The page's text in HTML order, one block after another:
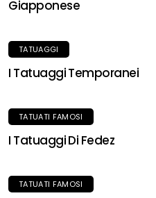
Giapponese
TATUAGGI
I Tatuaggi Temporanei
TATUATI FAMOSI
I Tatuaggi Di Fedez
TATUATI FAMOSI